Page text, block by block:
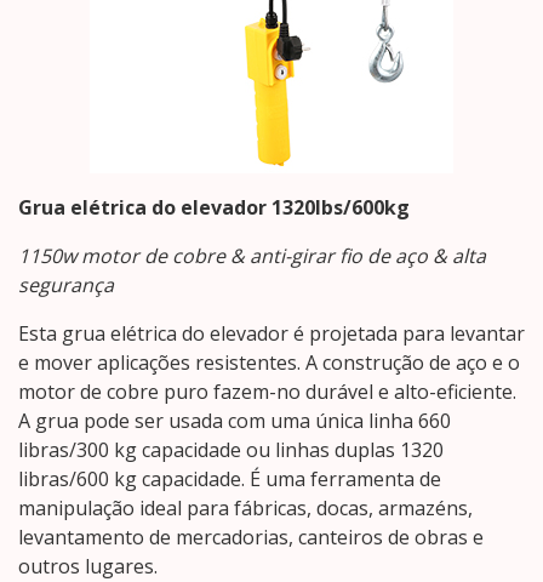
Grua elétrica do elevador 1320lbs/600kg
1150w motor de cobre & anti-girar fio de aço & alta
segurança
Esta grua elétrica do elevador é projetada para levantar
e mover aplicações resistentes. A construção de aço e o
motor de cobre puro fazem-no durável e alto-eficiente.
A grua pode ser usada com uma única linha 660
libras/300 kg capacidade ou linhas duplas 1320
libras/600 kg capacidade. É uma ferramenta de
manipulação ideal para fábricas, docas, armazéns,
levantamento de mercadorias, canteiros de obras e
outros lugares.